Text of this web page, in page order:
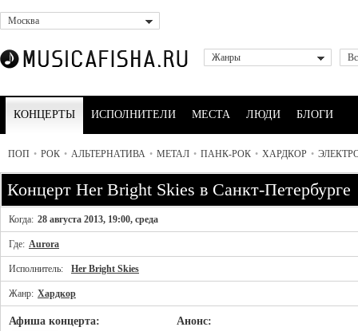
Москва
Жанры
КОНЦЕРТЫ ИСПОЛНИТЕЛИ МЕСТА ЛЮДИ БЛОГИ
ПОП • РОК • АЛЬТЕРНАТИВА • МЕТАЛ • ПАНК-РОК • ХАРДКОР •
Концерт Her Bright Skies в Санкт-Петербурге
Когда: 28 августа 2013, 19:00, среда
Где: Aurora
Исполнитель: Her Bright Skies
Жанр: Хардкор
Афиша концерта: Анонс: